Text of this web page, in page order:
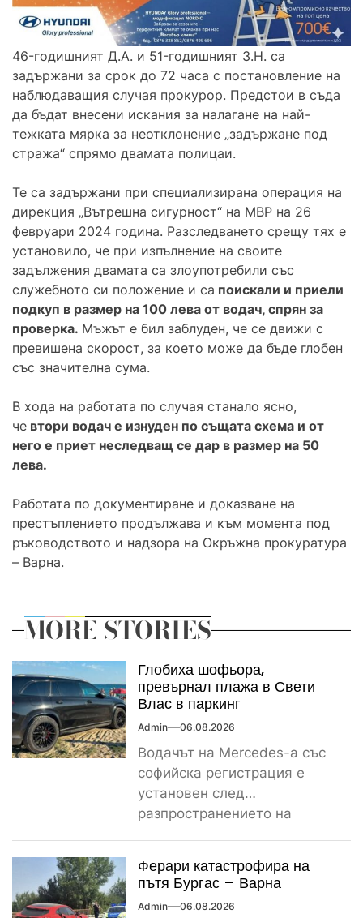
46-годишният Д.А. и 51-годишният З.Н. са
задържани за срок до 72 часа с постановление на
наблюдаващия случая прокурор. Предстои в съда
да бъдат внесени искания за налагане на най-
тежката мярка за неотклонение „задържане под
стража“ спрямо двамата полицаи.
Те са задържани при специализирана операция на
дирекция „Вътрешна сигурност“ на МВР на 26
февруари 2024 година. Разследването срещу тях е
установило, че при изпълнение на своите
задължения двамата са злоупотребили със
служебното си положение и са поискали и приели
подкуп в размер на 100 лева от водач, спрян за
проверка. Мъжът е бил заблуден, че се движи с
превишена скорост, за което може да бъде глобен
със значителна сума.
В хода на работата по случая станало ясно,
че втори водач е изнуден по същата схема и от
него е приет неследващ се дар в размер на 50
лева.
Работата по документиране и доказване на
престъплението продължава и към момента под
ръководството и надзора на Окръжна прокуратура
– Варна.
MORE STORIES
Глобиха шофьора,
превърнал плажа в Свети
Влас в паркинг
Admin 06.08.2026
Водачът на Mercedes-а със
софийска регистрация е
установен след
разпространението на
1000...
Ферари катастрофира на
пътя Бургас – Варна
Admin 06.08.2026